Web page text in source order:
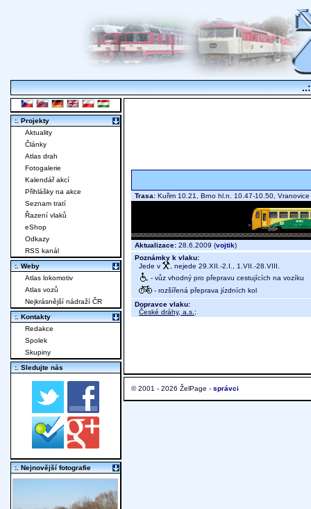
Trasa: Kuřim 10.21, Brno hl.n. 10.47-10.50,
Aktualizace: 28.6.2009 (vojtik)
Poznámky k vlaku:
Jede v
, nejede 29.XII.-2.I., 1.VII.-28.VIII.
- vůz vhodný pro přepravu cestujících na vozíku
- rozšířená přeprava jízdních kol
Dopravce vlaku:
České dráhy, a.s. ;
© 2001 - 2026 ŽelPage - správci
:. Projekty
Aktuality
Články
Atlas drah
Fotogalerie
Kalendář akcí
Přihlášky na akce
Seznam tratí
Řazení vlaků
eShop
Odkazy
RSS kanál
:. Weby
Atlas lokomotiv
Atlas vozů
Nejkrásnější nádraží ČR
:. Kontakty
Redakce
Spolek
Skupiny
:. Sledujte nás
:. Nejnovější fotografie